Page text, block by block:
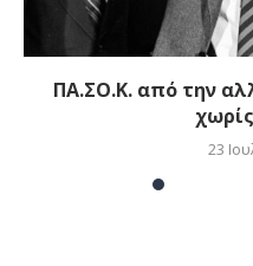
ΠΑ.ΣΟ.Κ. από την
23